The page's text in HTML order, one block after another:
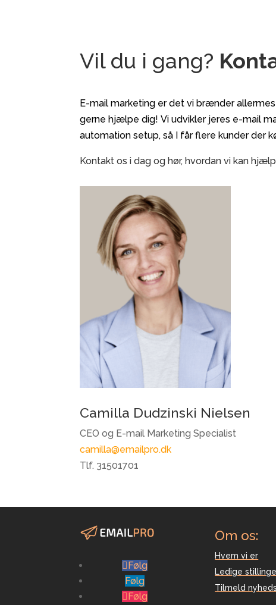
Vil du i gang?
E-mail marketing er det vi brænder
gerne hjælpe dig! Vi udvikler jeres e-mail
automation setup, så I får flere kunder der
Kontakt os i dag og hør, hvordan vi kan
Camilla Dudzinski Nielsen
CEO og E-mail Marketing Specialist
camilla@emailpro.dk
Tlf. 31501701
Følg
Følg
Følg
Om os:
Hvem vi er
Ledige
Tilmeld